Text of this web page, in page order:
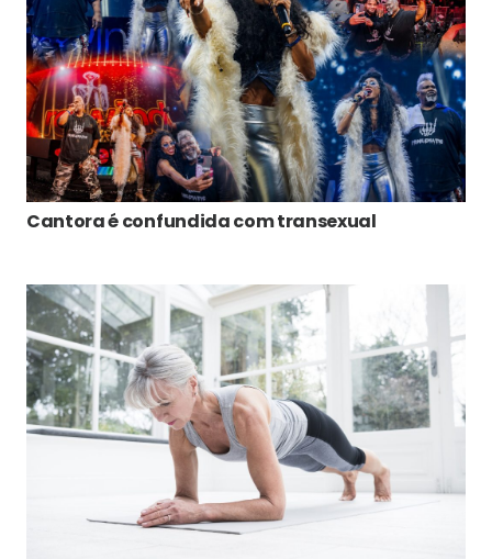
Cantora é confundida com transexual